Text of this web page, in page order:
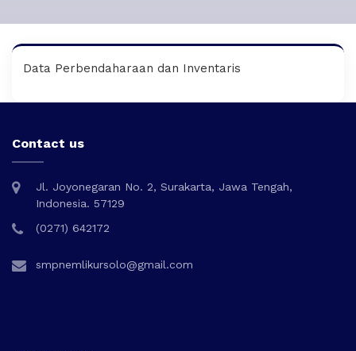
Data Perbendaharaan dan Inventaris
Contact us
Jl. Joyonegaran No. 2, Surakarta, Jawa Tengah,
Indonesia. 57129
(0271) 642172
smpnemlikursolo@gmail.com